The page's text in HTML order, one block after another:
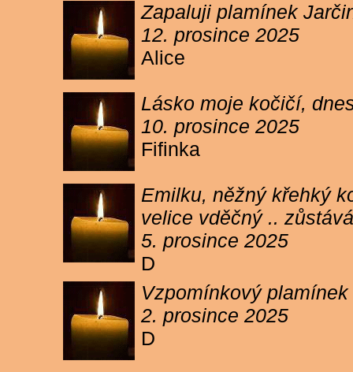
Zapaluji plamínek
12. prosince 2025
Alice
Lásko moje kočičí,
10. prosince 2025
Fifinka
Emilku, něžný křehký
velice vděčný ..
5. prosince 2025
D
Vzpomínkový
2. prosince 2025
D